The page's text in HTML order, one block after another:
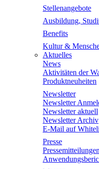
Stellenangebote
Ausbildung,
Benefits
Kultur &
Aktuelles
News
Aktivitäten der
Produktneuheiten
Newsletter
Newsletter
Newsletter aktuell
Newsletter Archiv
E-Mail auf
Presse
Pressemitteilungen